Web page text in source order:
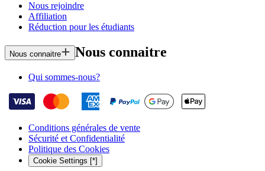
Nous rejoindre
Affiliation
Réduction pour les étudiants
Nous connaitre Nous connaitre
Qui sommes-nous?
Conditions générales de vente
Sécurité et Confidentialité
Politique des Cookies
Cookie Settings [*]